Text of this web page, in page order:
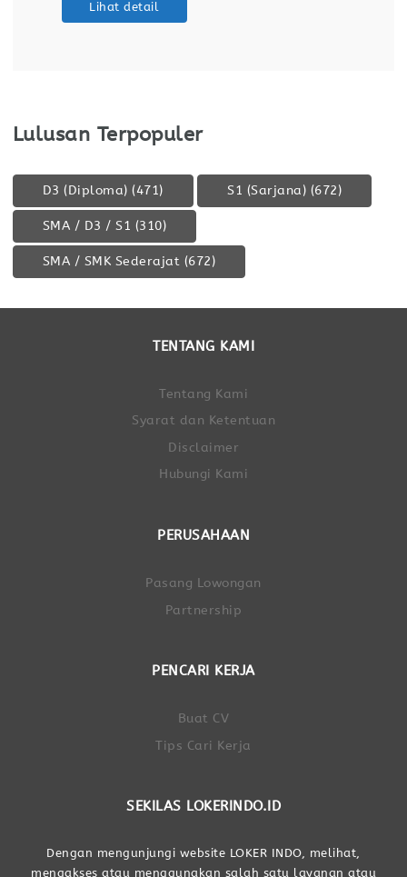
Lihat detail
Lulusan Terpopuler
D3 (Diploma) (471) S1 (Sarjana) (672)
SMA / D3 / S1 (310)
SMA / SMK Sederajat (672)
TENTANG KAMI
Tentang Kami
Syarat dan Ketentuan
Disclaimer
Hubungi Kami
PERUSAHAAN
Pasang Lowongan
Partnership
PENCARI KERJA
Buat CV
Tips Cari Kerja
SEKILAS LOKERINDO.ID
Dengan mengunjungi website LOKER INDO, melihat,
mengakses atau menggunakan salah satu layanan atau